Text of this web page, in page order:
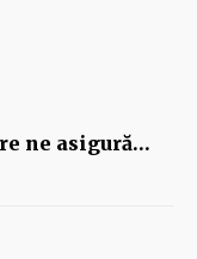
ne asigură…